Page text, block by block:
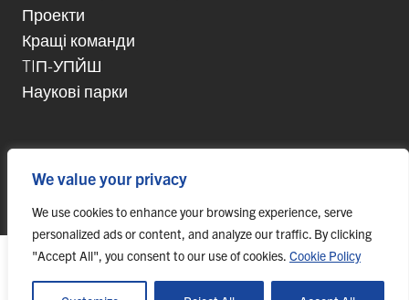
We value your privacy
We use cookies to enhance your browsing experience, serve
personalized ads or content, and analyze our traffic. By clicking
"Accept All", you consent to our use of cookies. Cookie Policy
Проекти
Кращі команди
TIП-УПЙШ
Наукові парки
© 2023 Univerzita Pavla Jozefa Šafárika v Košiciach,